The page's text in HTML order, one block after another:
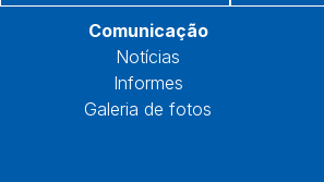
Comunicação
Notícias
Informes
Galeria de fotos